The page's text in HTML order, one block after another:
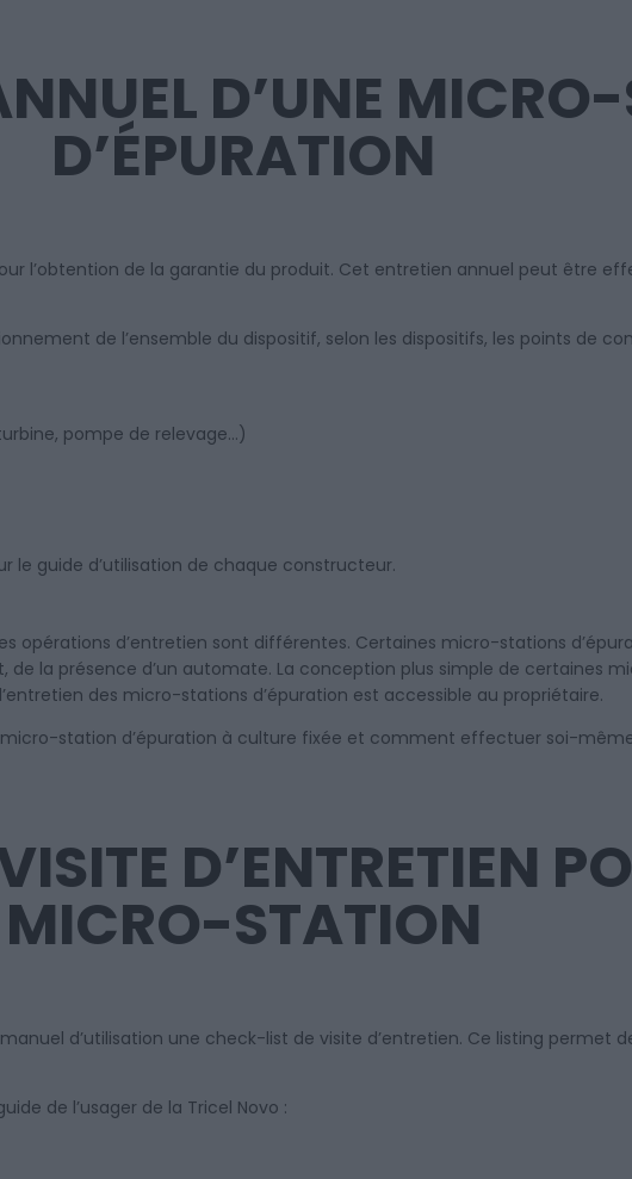
D’UNE
D’ÉPURATION
l’obtention de la garantie du produit. Cet entretien annuel peut être
de l’ensemble du dispositif, selon les dispositifs, les points de
pompe de relevage…)
le guide d’utilisation de chaque constructeur.
opérations d’entretien sont différentes. Certaines micro-stations
la présence d’un automate. La conception plus simple de certaines
des micro-stations d’épuration est accessible au propriétaire.
micro-station d’épuration à culture fixée et comment effectuer soi-
D’ENTRETIEN
MICRO-STATION
d’utilisation une check-list de visite d’entretien. Ce listing permet
de l’usager de la Tricel Novo :